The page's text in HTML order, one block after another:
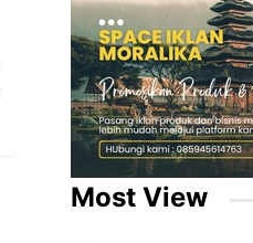
Most View